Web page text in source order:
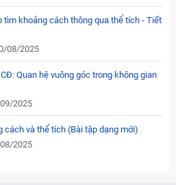
tìm khoảng cách thông qua thể tích - Tiết
08/2025
Quan hệ vuông góc trong không gian
2025
cách và thể tích (Bài tập dạng mới)
2025